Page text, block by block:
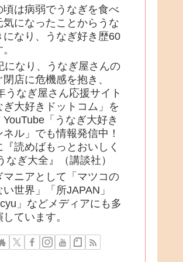
頃は病弱でうなぎを食べ
気になったことからうな
になり、うなぎ好き歴60
になり、うなぎ屋さんの
店に危機感を抱き、
うなぎ屋さん応援サイト
ぎ大好きドットコム」を
YouTube「うなぎ大好き
ネル」でも情報発信中！
『読めばもっとおいしく
なぎ大全』（講談社）
マニアとして「マツコの
世界」「所JAPAN」
」などメディアにも多
ています。